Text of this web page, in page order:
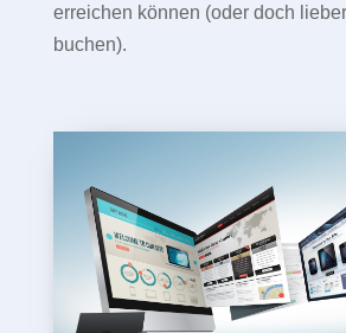
erreichen können (oder doch
buchen).